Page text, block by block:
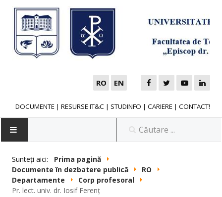
RO EN
DOCUMENTE | RESURSE IT&C | STUDINFO | CARIERE | CONTACT!
NOUTĂȚI
Sunteți aici:
Prima pagină
Documente în dezbatere publică
RO
Departamente
Corp profesoral
Pr. lect. univ. dr. Iosif Ferenţ